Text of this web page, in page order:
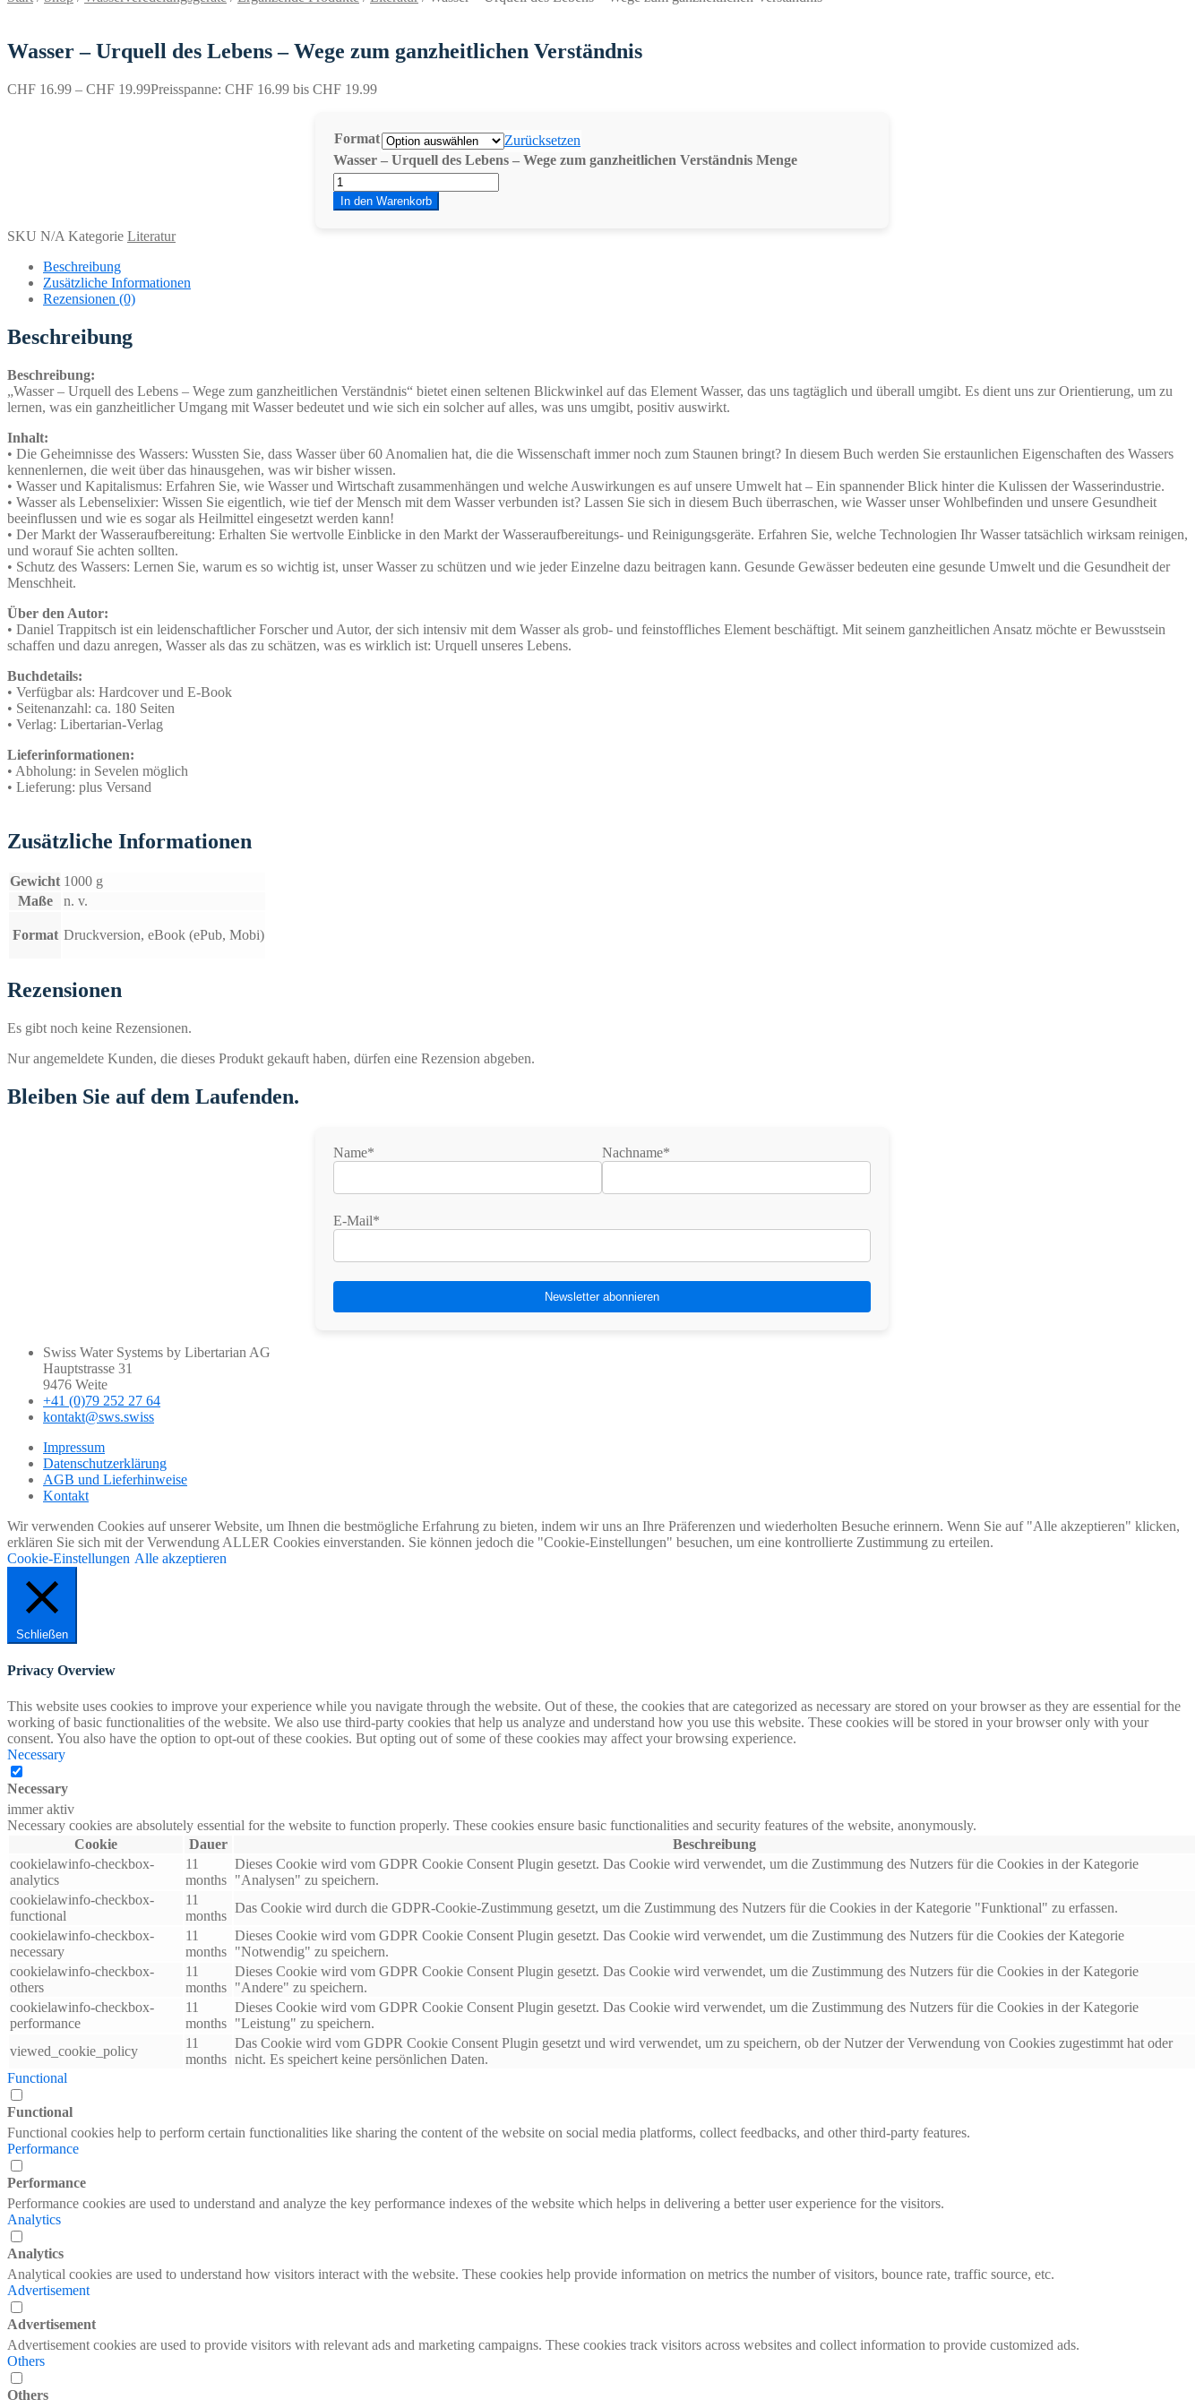
Wasser – Urquell des Lebens – Wege zum ganzheitlichen Verständnis
CHF 16.99 – CHF 19.99Preisspanne: CHF 16.99 bis CHF 19.99
Format
Zurücksetzen
Wasser – Urquell des Lebens – Wege zum ganzheitlichen Verständnis Menge
In den Warenkorb
SKU N/A Kategorie Literatur
Beschreibung
Zusätzliche Informationen
Rezensionen (0)
Beschreibung
Beschreibung:
„Wasser – Urquell des Lebens – Wege zum ganzheitlichen Verständnis“ bietet einen seltenen Blickwinkel auf das Element Wasser, das uns tagtäglich und überall umgibt. Es dient uns zur Orientierung, um zu
lernen, was ein ganzheitlicher Umgang mit Wasser bedeutet und wie sich ein solcher auf alles, was uns umgibt, positiv auswirkt.
Inhalt:
• Die Geheimnisse des Wassers: Wussten Sie, dass Wasser über 60 Anomalien hat, die die Wissenschaft immer noch zum Staunen bringt? In diesem Buch werden Sie erstaunlichen Eigenschaften des Wassers
kennenlernen, die weit über das hinausgehen, was wir bisher wissen.
• Wasser und Kapitalismus: Erfahren Sie, wie Wasser und Wirtschaft zusammenhängen und welche Auswirkungen es auf unsere Umwelt hat – Ein spannender Blick hinter die Kulissen der Wasserindustrie.
• Wasser als Lebenselixier: Wissen Sie eigentlich, wie tief der Mensch mit dem Wasser verbunden ist? Lassen Sie sich in diesem Buch überraschen, wie Wasser unser Wohlbefinden und unsere Gesundheit
beeinflussen und wie es sogar als Heilmittel eingesetzt werden kann!
• Der Markt der Wasseraufbereitung: Erhalten Sie wertvolle Einblicke in den Markt der Wasseraufbereitungs- und Reinigungsgeräte. Erfahren Sie, welche Technologien Ihr Wasser tatsächlich wirksam reinigen,
und worauf Sie achten sollten.
• Schutz des Wassers: Lernen Sie, warum es so wichtig ist, unser Wasser zu schützen und wie jeder Einzelne dazu beitragen kann. Gesunde Gewässer bedeuten eine gesunde Umwelt und die Gesundheit der
Menschheit.
Über den Autor:
• Daniel Trappitsch ist ein leidenschaftlicher Forscher und Autor, der sich intensiv mit dem Wasser als grob- und feinstoffliches Element beschäftigt. Mit seinem ganzheitlichen Ansatz möchte er Bewusstsein
schaffen und dazu anregen, Wasser als das zu schätzen, was es wirklich ist: Urquell unseres Lebens.
Buchdetails:
• Verfügbar als: Hardcover und E-Book
• Seitenanzahl: ca. 180 Seiten
• Verlag: Libertarian-Verlag
Lieferinformationen:
• Abholung: in Sevelen möglich
• Lieferung: plus Versand
Zusätzliche Informationen
Gewicht 1000 g
Maße
n. v.
Format Druckversion, eBook (ePub, Mobi)
Rezensionen
Es gibt noch keine Rezensionen.
Nur angemeldete Kunden, die dieses Produkt gekauft haben, dürfen eine Rezension abgeben.
Bleiben Sie auf dem Laufenden.
Name* Nachname*
E-Mail*
Swiss Water Systems by Libertarian AG
Hauptstrasse 31
9476 Weite
+41 (0)79 252 27 64
kontakt@sws.swiss
Impressum
Datenschutzerklärung
AGB und Lieferhinweise
Kontakt
Wir verwenden Cookies auf unserer Website, um Ihnen die bestmögliche Erfahrung zu bieten, indem wir uns an Ihre Präferenzen und wiederholten Besuche erinnern. Wenn Sie auf "Alle akzeptieren" klicken,
erklären Sie sich mit der Verwendung ALLER Cookies einverstanden. Sie können jedoch die "Cookie-Einstellungen" besuchen, um eine kontrollierte Zustimmung zu erteilen.
Cookie-Einstellungen Alle akzeptieren
Schließen
Privacy Overview
This website uses cookies to improve your experience while you navigate through the website. Out of these, the cookies that are categorized as necessary are stored on your browser as they are essential for the
working of basic functionalities of the website. We also use third-party cookies that help us analyze and understand how you use this website. These cookies will be stored in your browser only with your
consent. You also have the option to opt-out of these cookies. But opting out of some of these cookies may affect your browsing experience.
Necessary
Necessary
immer aktiv
Necessary cookies are absolutely essential for the website to function properly. These cookies ensure basic functionalities and security features of the website, anonymously.
Cookie
Dauer
Beschreibung
cookielawinfo-checkbox-
analytics
11
months
Dieses Cookie wird vom GDPR Cookie Consent Plugin gesetzt. Das Cookie wird verwendet, um die Zustimmung des Nutzers für die Cookies in der Kategorie
"Analysen" zu speichern.
cookielawinfo-checkbox-
functional
11
months
Das Cookie wird durch die GDPR-Cookie-Zustimmung gesetzt, um die Zustimmung des Nutzers für die Cookies in der Kategorie "Funktional" zu erfassen.
cookielawinfo-checkbox-
necessary
11
months
Dieses Cookie wird vom GDPR Cookie Consent Plugin gesetzt. Das Cookie wird verwendet, um die Zustimmung des Nutzers für die Cookies der Kategorie
"Notwendig" zu speichern.
cookielawinfo-checkbox-
others
11
months
Dieses Cookie wird vom GDPR Cookie Consent Plugin gesetzt. Das Cookie wird verwendet, um die Zustimmung des Nutzers für die Cookies in der Kategorie
"Andere" zu speichern.
cookielawinfo-checkbox-
performance
11
months
Dieses Cookie wird vom GDPR Cookie Consent Plugin gesetzt. Das Cookie wird verwendet, um die Zustimmung des Nutzers für die Cookies in der Kategorie
"Leistung" zu speichern.
viewed_cookie_policy
11
months
Das Cookie wird vom GDPR Cookie Consent Plugin gesetzt und wird verwendet, um zu speichern, ob der Nutzer der Verwendung von Cookies zugestimmt hat oder
nicht. Es speichert keine persönlichen Daten.
Functional
Functional
Functional cookies help to perform certain functionalities like sharing the content of the website on social media platforms, collect feedbacks, and other third-party features.
Performance
Performance
Performance cookies are used to understand and analyze the key performance indexes of the website which helps in delivering a better user experience for the visitors.
Analytics
Analytics
Analytical cookies are used to understand how visitors interact with the website. These cookies help provide information on metrics the number of visitors, bounce rate, traffic source, etc.
Advertisement
Advertisement
Advertisement cookies are used to provide visitors with relevant ads and marketing campaigns. These cookies track visitors across websites and collect information to provide customized ads.
Others
Others